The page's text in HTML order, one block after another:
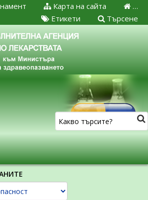
…
Карта на сайта
Търсене
Етикети